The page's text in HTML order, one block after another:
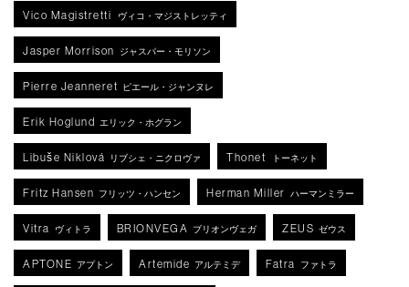
Vico Magistretti ヴィコ・マジストレッティ
Jasper Morrison ジャスパー・モリソン
Pierre Jeanneret ピエール・ジャンヌレ
Erik Hoglund エリック・ホグラン
Libuše Niklová リブシェ・ニクロヴァ Thonet トーネット
Fritz Hansen フリッツ・ハンセン Herman Miller ハーマンミラー
Vitra ヴィトラ BRIONVEGA ブリオンヴェガ ZEUS ゼウス
APTONE アプトン Artemide アルテミデ Fatra ファトラ